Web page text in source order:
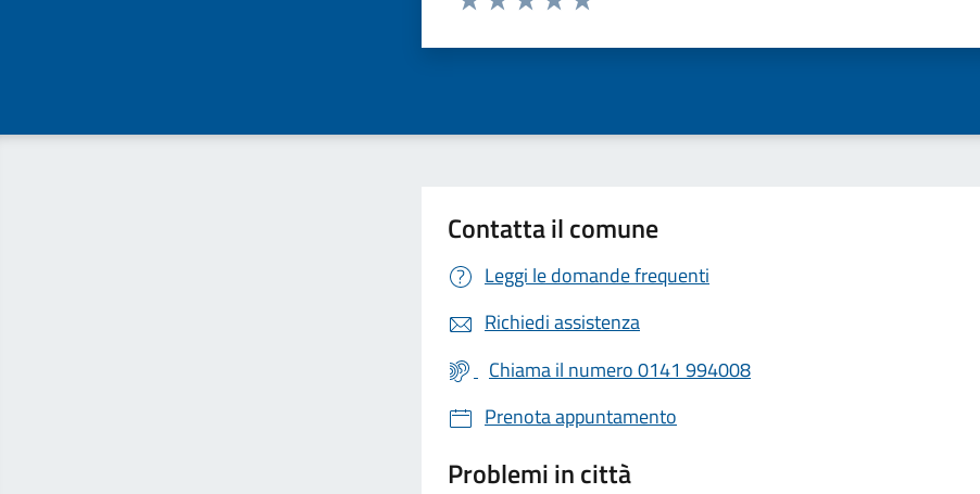
Contatta il comune
Leggi le domande frequenti
Richiedi assistenza
Chiama il numero 0141 994008
Prenota appuntamento
Problemi in città